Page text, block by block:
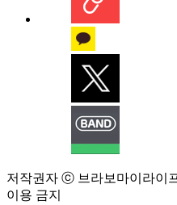
저작권자 ⓒ 브라보마이라이
이용 금지